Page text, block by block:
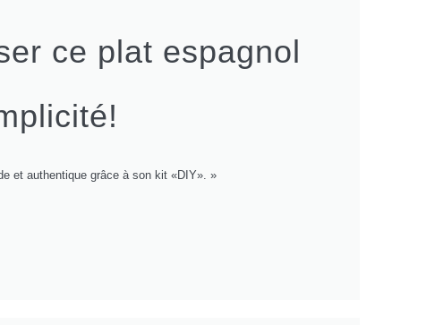
ce plat espagnol
et authentique grâce à son kit «DIY». »